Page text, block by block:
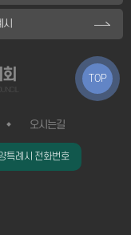
TOP
오시는길
특례시 전화번호